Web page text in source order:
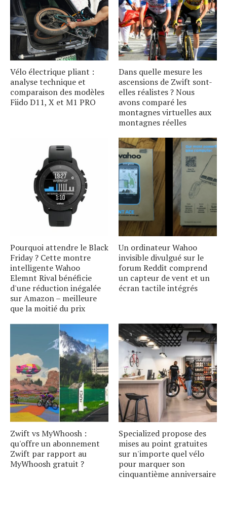
Vélo électrique pliant :
analyse technique et
comparaison des modèles
Fiido D11, X et M1 PRO
Dans quelle mesure les
ascensions de Zwift sont-
elles réalistes ? Nous
avons comparé les
montagnes virtuelles aux
montagnes réelles
Pourquoi attendre le Black
Friday ? Cette montre
intelligente Wahoo
Elemnt Rival bénéficie
d'une réduction inégalée
sur Amazon – meilleure
que la moitié du prix
Un ordinateur Wahoo
invisible divulgué sur le
forum Reddit comprend
un capteur de vent et un
écran tactile intégrés
Zwift vs MyWhoosh :
qu'offre un abonnement
Zwift par rapport au
MyWhoosh gratuit ?
Specialized propose des
mises au point gratuites
sur n'importe quel vélo
pour marquer son
cinquantième anniversaire